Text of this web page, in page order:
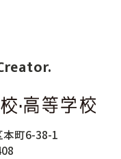
本町6-38-1